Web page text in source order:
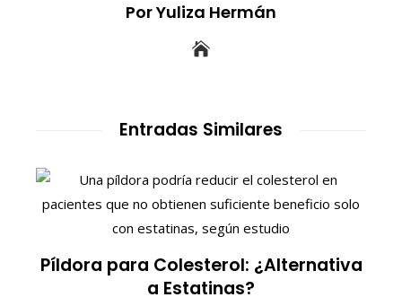
Por Yuliza Hermán
Entradas Similares
Píldora para Colesterol: ¿Alternativa
a Estatinas?